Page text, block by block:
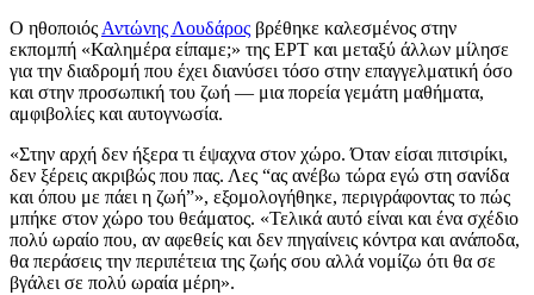
Ο ηθοποιός Αντώνης Λουδάρος βρέθηκε καλεσμένος στην
εκπομπή «Καλημέρα είπαμε;» της ΕΡΤ και μεταξύ άλλων μίλησε
για την διαδρομή που έχει διανύσει τόσο στην επαγγελματική όσο
και στην προσωπική του ζωή — μια πορεία γεμάτη μαθήματα,
αμφιβολίες και αυτογνωσία.
«Στην αρχή δεν ήξερα τι έψαχνα στον χώρο. Όταν είσαι πιτσιρίκι,
δεν ξέρεις ακριβώς που πας. Λες “ας ανέβω τώρα εγώ στη σανίδα
και όπου με πάει η ζωή”», εξομολογήθηκε, περιγράφοντας το πώς
μπήκε στον χώρο του θεάματος. «Τελικά αυτό είναι και ένα σχέδιο
πολύ ωραίο που, αν αφεθείς και δεν πηγαίνεις κόντρα και ανάποδα,
θα περάσεις την περιπέτεια της ζωής σου αλλά νομίζω ότι θα σε
βγάλει σε πολύ ωραία μέρη».